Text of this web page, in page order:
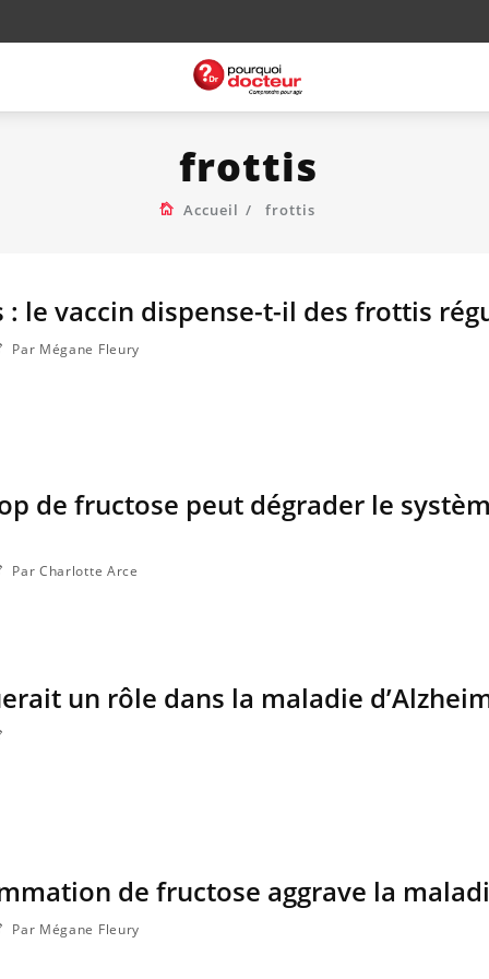
frottis
Accueil frottis
le vaccin dispense-t-il des frottis
Par Mégane Fleury
de fructose peut dégrader le
Par Charlotte Arce
un rôle dans la maladie
de fructose aggrave la
Par Mégane Fleury